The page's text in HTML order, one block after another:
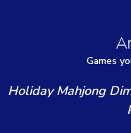
Games y
Holiday Mahjong